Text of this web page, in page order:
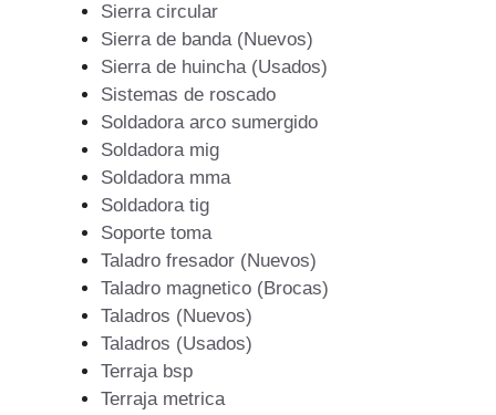
Sierra circular
Sierra de banda (Nuevos)
Sierra de huincha (Usados)
Sistemas de roscado
Soldadora arco sumergido
Soldadora mig
Soldadora mma
Soldadora tig
Soporte toma
Taladro fresador (Nuevos)
Taladro magnetico (Brocas)
Taladros (Nuevos)
Taladros (Usados)
Terraja bsp
Terraja metrica